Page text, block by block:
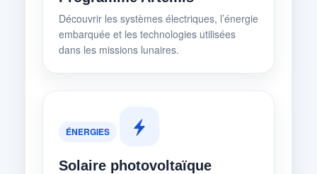
Découvrir les systèmes électriques, l’énergie
embarquée et les technologies utilisées
dans les missions lunaires.
ÉNERGIES
Solaire photovoltaïque